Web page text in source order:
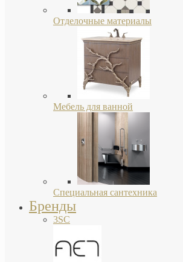
Отделочные материалы
Мебель для ванной
Специальная сантехника
Бренды
3SC